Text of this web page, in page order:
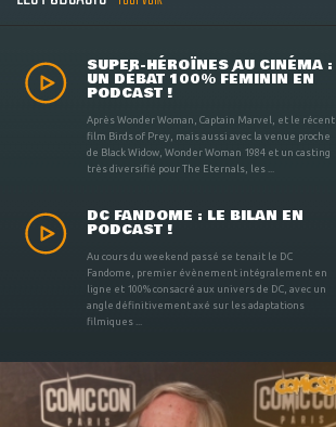
SUPER-HÉROÏNES AU CINÉMA :
UN DÉBAT 100% FÉMININ EN
PODCAST !
Après Wonder Woman, Captain Marvel, et le récent
film Birds of Prey, mais aussi avec la venue proche
de Black Widow, Wonder Woman 1984 et un casting
très diversifié pour The Eternals, les ...
DC FANDOME : LE BILAN EN
PODCAST !
Au cours du weekend passé se tenait le DC
Fandome, premier évènement intégralement en
ligne et 100% consacré aux univers de DC, avec un
angle définitivement axé sur les adaptations
filmiques ...